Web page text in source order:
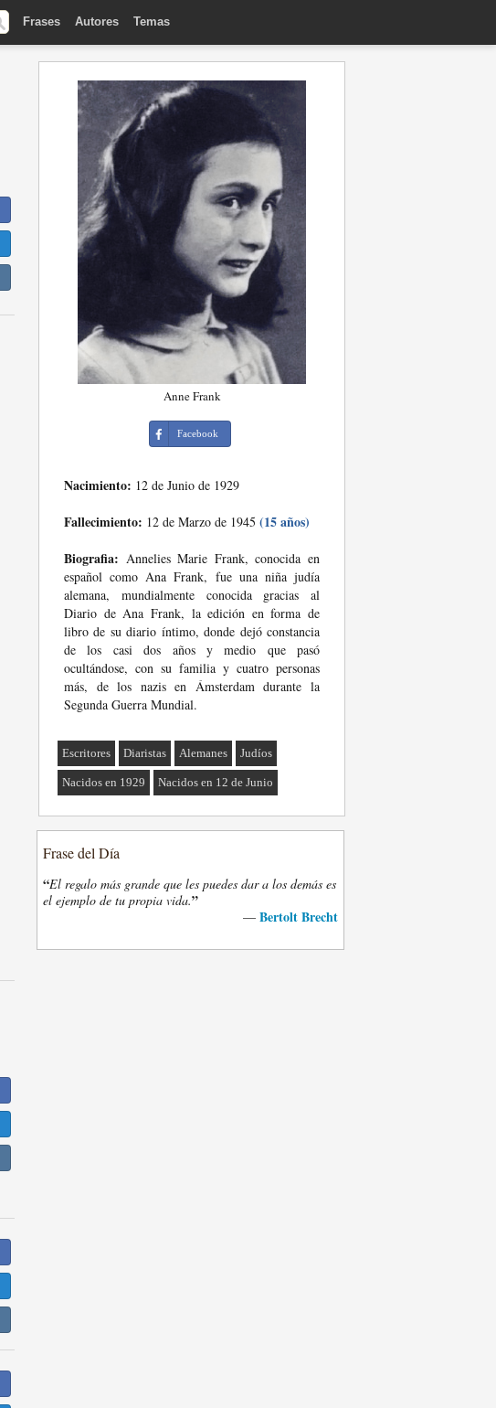
Frases Autores Temas
Anne Frank
Facebook
Nacimiento: 12 de Junio de 1929
Fallecimiento: 12 de Marzo de 1945 (15 años)
Biografia: Annelies Marie Frank, conocida en
español como Ana Frank, fue una niña judía
alemana, mundialmente conocida gracias al
Diario de Ana Frank, la edición en forma de
libro de su diario íntimo, donde dejó constancia
de los casi dos años y medio que pasó
ocultándose, con su familia y cuatro personas
más, de los nazis en Ámsterdam durante la
Segunda Guerra Mundial.
Escritores Diaristas Alemanes Judíos
Nacidos en 1929 Nacidos en 12 de Junio
Frase del Día
“El regalo más grande que les puedes dar a los demás es
el ejemplo de tu propia vida.”
— Bertolt Brecht